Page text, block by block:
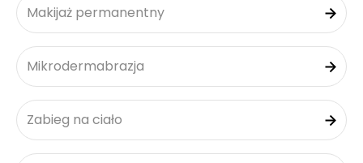
Makijaż permanentny
Mikrodermabrazja
Zabieg na ciało